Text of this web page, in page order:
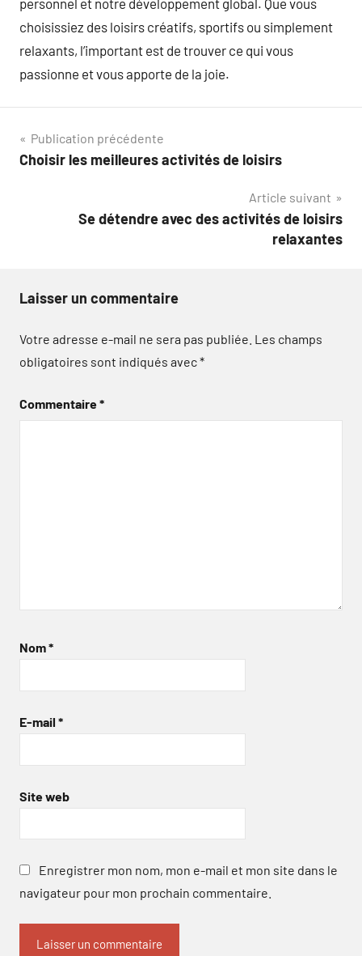
personnel et notre développement global. Que vous
choisissiez des loisirs créatifs, sportifs ou simplement
relaxants, l’important est de trouver ce qui vous
passionne et vous apporte de la joie.
Navigation
de
Publication précédente
Choisir les meilleures activités de loisirs
Article suivant
Se détendre avec des activités de loisirs
relaxantes
Laisser un commentaire
Votre adresse e-mail ne sera pas publiée. Les champs
obligatoires sont indiqués avec*
Commentaire*
Nom*
E-mail *
Site web
Enregistrer mon nom, mon e-mail et mon site dans le
navigateur pour mon prochain commentaire.